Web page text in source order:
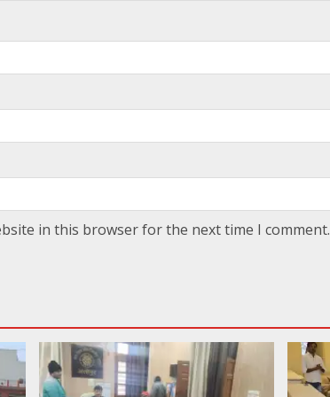
in this browser for the next time I comment.